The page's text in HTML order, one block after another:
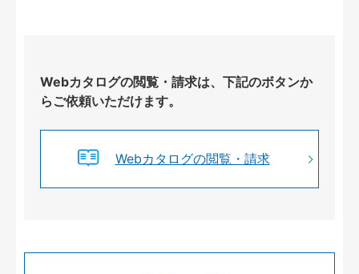
Webカタログの閲覧・請求は、下記のボタンか
らご依頼いただけます。
Webカタログの閲覧・請求